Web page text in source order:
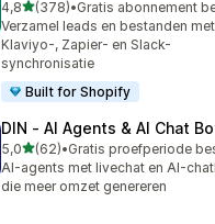
4,8van 5 sterren
(378)
378 recensies in totaal
•
Verzamel leads en bestanden met
Klaviyo-, Zapier- en Slack-
synchronisatie
Built for Shopify
DIN ‑ AI Agents & AI Chat
5,0van 5 sterren
(62)
62 recensies in totaal
•
AI-agents met livechat en AI-
die meer omzet genereren